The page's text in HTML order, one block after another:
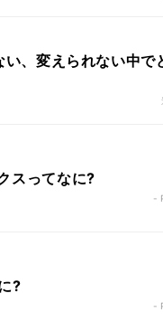
、変えられない中で
スってなに?
-
?
-